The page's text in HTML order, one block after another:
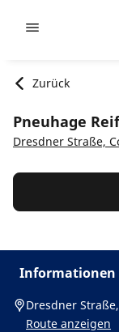
Zurück
Pneuhage
Dresdner Straße,
Informationen
Dresdner
Route anzeigen